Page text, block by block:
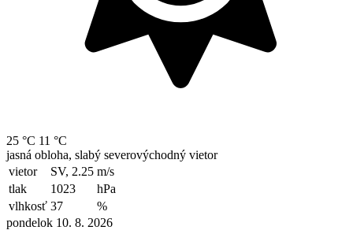
25 °C 11 °C
jasná obloha, slabý severovýchodný vietor
vietor
SV, 2.25 m/s
tlak
1023
hPa
vlhkosť 37
%
pondelok 10. 8. 2026